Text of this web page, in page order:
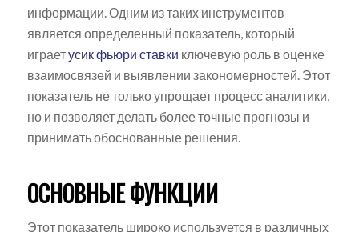
информации. Одним из таких инструментов
является определенный показатель, который
играетусик фьюри ставки ключевую роль в оценке
взаимосвязей и выявлении закономерностей. Этот
показатель не только упрощает процесс аналитики,
но и позволяет делать более точные прогнозы и
принимать обоснованные решения.
ОСНОВНЫЕ ФУНКЦИИ
Этот показатель широко используется в различных